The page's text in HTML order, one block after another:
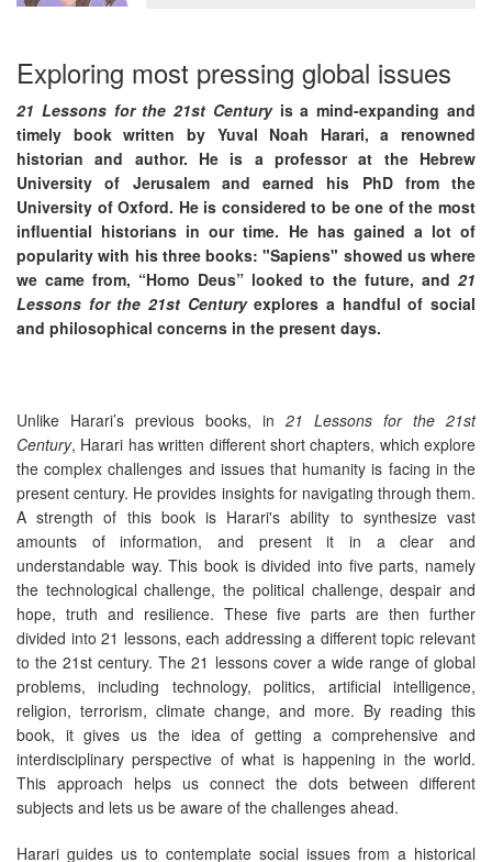
Exploring most pressing global issues
21 Lessons for the 21st Centuryis a mind-expanding and
timely book written by Yuval Noah Harari, a renowned
historian and author. He is a professor at the Hebrew
University of Jerusalem and earned his PhD from the
University of Oxford. He is considered to beone of the most
influential historians in our time. He has gained a lot of
popularity with his three books: "Sapiens" showed us where
we came from, “Homo Deus” looked to the future, and 21
Lessons for the 21st Centuryexplores a handful of social
and philosophical concerns in the present days.
Unlike Harari’s previous books, in 21 Lessons for the 21st
Century, Harari has written different short chapters, which explore
the complex challenges and issues that humanity is facing in the
present century. He provides insights for navigating through them.
A strength of this book is Harari's ability to synthesize vast
amounts of information, and present it in a clear and
understandable way. This book is divided into five parts, namely
the technological challenge, the political challenge, despair and
hope, truth and resilience. These five parts are then further
divided into 21 lessons, each addressing a different topic relevant
to the 21st century. The 21 lessons cover a wide range of global
problems, including technology, politics, artificial intelligence,
religion, terrorism, climate change, and more. By reading this
book, it gives us the idea of getting a comprehensive and
interdisciplinary perspective of what is happening in the world.
This approach helps us connect the dots between different
subjects and lets us be aware of the challenges ahead.
Harari guides us to contemplate social issues from a historical